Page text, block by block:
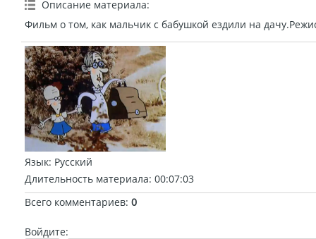
Описание материала:
Фильм о том, как мальчик с бабушкой ездили на
Язык: Русский
Длительность материала: 00:07:03
Всего комментариев: 0
Войдите: